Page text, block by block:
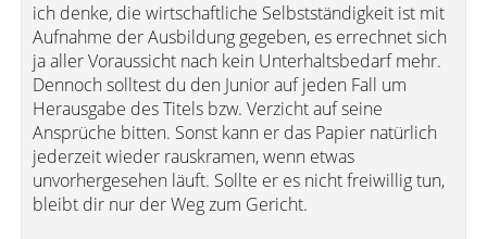
ich denke, die wirtschaftliche Selbstständigkeit ist mit
Aufnahme der Ausbildung gegeben, es errechnet sich
ja aller Voraussicht nach kein Unterhaltsbedarf mehr.
Dennoch solltest du den Junior auf jeden Fall um
Herausgabe des Titels bzw. Verzicht auf seine
Ansprüche bitten. Sonst kann er das Papier natürlich
jederzeit wieder rauskramen, wenn etwas
unvorhergesehen läuft. Sollte er es nicht freiwillig tun,
bleibt dir nur der Weg zum Gericht.